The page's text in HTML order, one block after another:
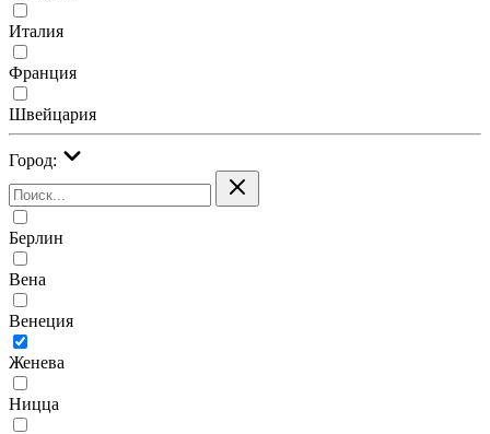
Италия
Франция
Швейцария
Город:
Берлин
Вена
Венеция
Женева
Ницца